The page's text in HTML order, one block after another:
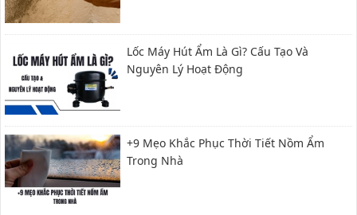
Lốc Máy Hút Ẩm Là Gì? Cấu Tạo Và
Nguyên Lý Hoạt Động
+9 Mẹo Khắc Phục Thời Tiết Nồm Ẩm
Trong Nhà